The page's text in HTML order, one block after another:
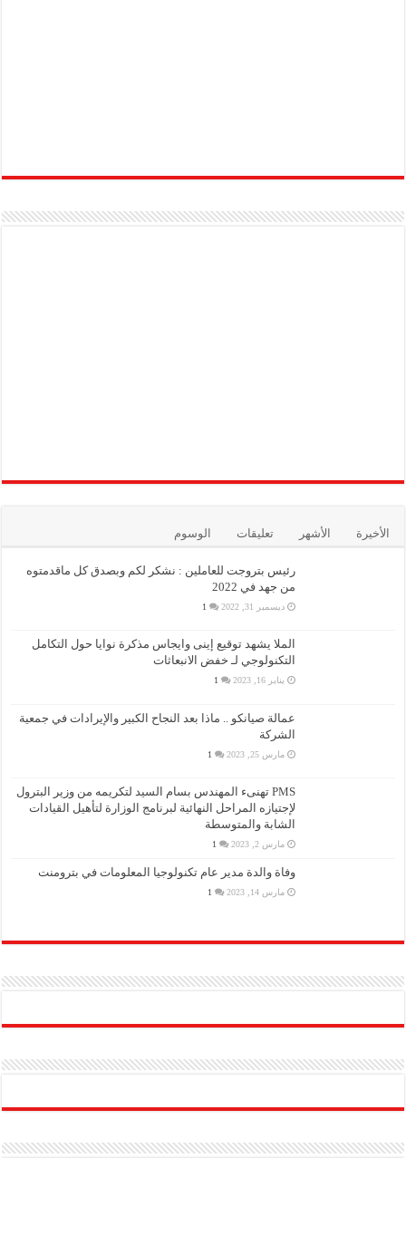
الأخيرة الأشهر تعليقات الوسوم
رئيس بتروجت للعاملين : نشكر لكم وبصدق كل ماقدمتوه
من جهد في 2022
ديسمبر 31, 2022 1
الملا يشهد توقيع إينى وايجاس مذكرة نوايا حول التكامل
التكنولوجي لـ خفض الانبعاثات
يناير 16, 2023 1
عمالة صيانكو .. ماذا بعد النجاح الكبير والإيرادات في جمعية
الشركة
مارس 25, 2023 1
PMS تهنىء المهندس بسام السيد لتكريمه من وزير البترول
لإجتيازه المراحل النهائية لبرنامج الوزارة لتأهيل القيادات
الشابة والمتوسطة
مارس 2, 2023 1
وفاة والدة مدير عام تكنولوجيا المعلومات في بترومنت
مارس 14, 2023 1